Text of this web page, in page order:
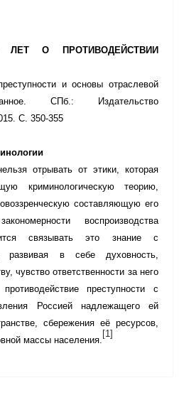
ЛЕТ О ПРОТИВОДЕЙСТВИИ
и основы отраслевой
СПб.: Издательство
С. 350-355
отрывать от этики, которая
криминологическую теорию,
составляющую его
воспроизводства
связывать это знание с
развивая в себе духовность,
чувство ответственности за него
преступности с
Россией надлежащего ей
сбережения её ресурсов,
массы населения.
[1]